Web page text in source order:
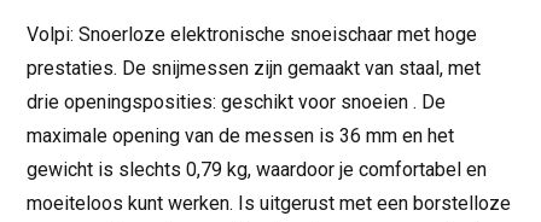
Volpi: Snoerloze elektronische snoeischaar met hoge
prestaties. De snijmessen zijn gemaakt van staal, met
drie openingsposities: geschikt voor snoeien . De
maximale opening van de messen is 36 mm en het
gewicht is slechts 0,79 kg, waardoor je comfortabel en
moeiteloos kunt werken. Is uitgerust met een borstelloze